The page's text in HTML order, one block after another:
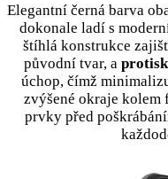
Elegantní černá barva
dokonale ladí s
štíhlá konstrukce
původní tvar, a
úchop, čímž
zvýšené okraje kolem
prvky před